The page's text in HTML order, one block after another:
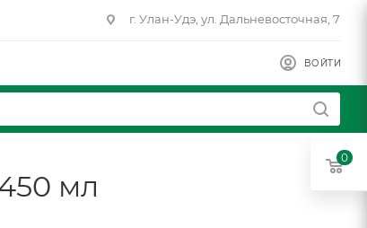
г. Улан-Удэ, ул. Дальневосточная, 7
ВОЙТИ
мл
0